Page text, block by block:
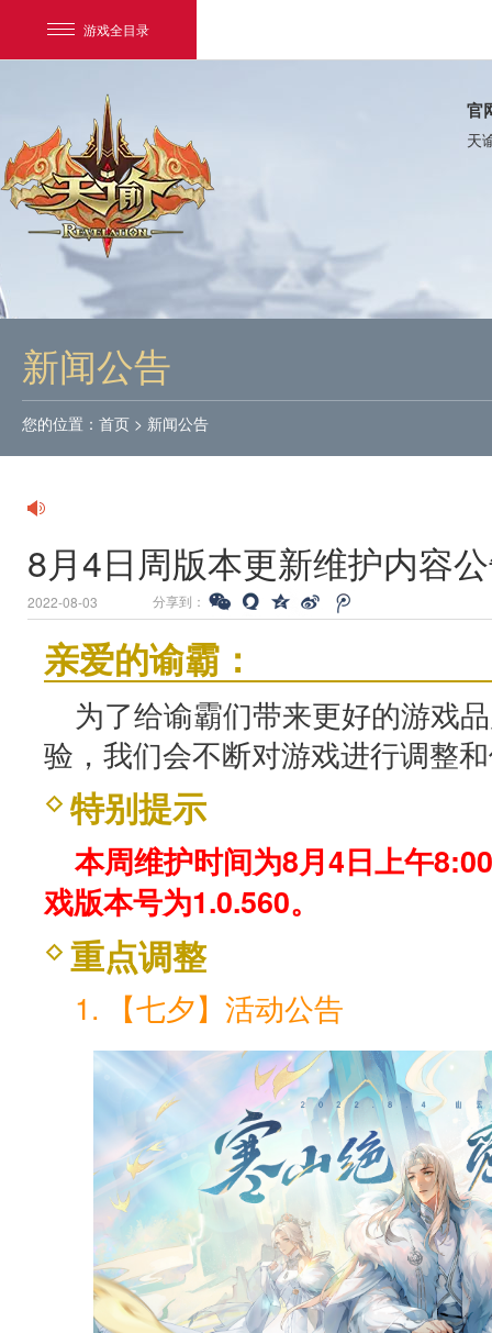
游戏全目录
网易游戏
我的足迹：
官
天
新闻公告
您的位置： 首页 > 新闻公告
8月4日周版本更新维护内容
2022-08-03 分享到：
亲爱的谕霸：
为了给谕霸们带来更好的游戏
验，我们会不断对游戏进行调整
特别提示
本周维护时间为8月4日上午
戏版本号为1.0.560。
重点调整
1. 【七夕】活动公告